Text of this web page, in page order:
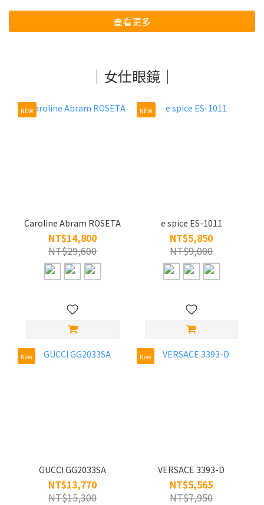
查看更多
｜女仕眼鏡｜
NEW
Caroline Abram ROSETA
NT$14,800
NT$29,600
NEW
e spice ES-1011
NT$5,850
NT$9,000
New
GUCCI GG2033SA
NT$13,770
NT$15,300
New
VERSACE 3393-D
NT$5,565
NT$7,950